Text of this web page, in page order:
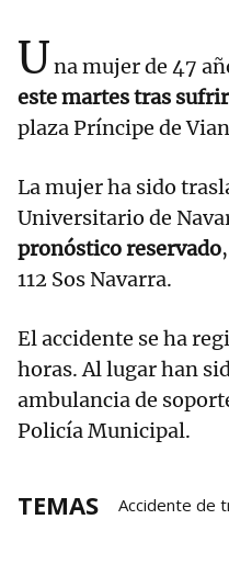
Una mujer de 47
este martes tras
plaza Príncipe de
La mujer ha sido
Universitario de
pronóstico reservado
112 Sos Navarra.
El accidente se ha
horas. Al lugar han
ambulancia de
Policía Municipal.
TEMAS
Accidente de